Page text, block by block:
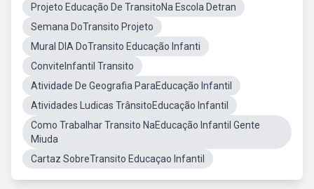
Projeto Educação De TransitoNa Escola Detran
Semana DoTransito Projeto
Mural DIA DoTransito Educação Infanti
ConviteInfantil Transito
Atividade De Geografia ParaEducação Infantil
Atividades Ludicas TrânsitoEducação Infantil
Como Trabalhar Transito NaEducação Infantil Gente
Miuda
Cartaz SobreTransito Educaçao Infantil